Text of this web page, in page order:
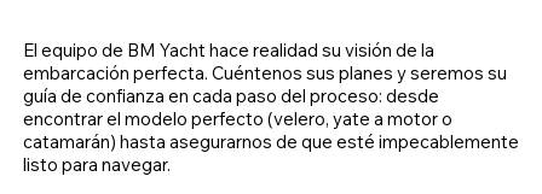
El equipo de BM Yacht hace realidad su visión de la
embarcación perfecta. Cuéntenos sus planes y seremos su
guía de confianza en cada paso del proceso: desde
encontrar el modelo perfecto (velero, yate a motor o
catamarán) hasta asegurarnos de que esté impecablemente
listo para navegar.